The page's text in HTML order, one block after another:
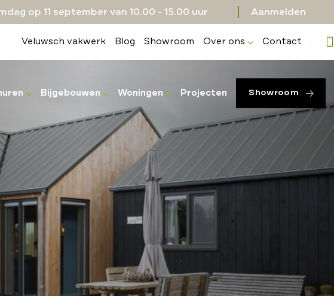
op 11 september van 10.00 - 15.00 uur Aanmelden
Veluwsch vakwerk Blog Showroom Over ons Contact
Bijgebouwen Woningen Projecten Showroom